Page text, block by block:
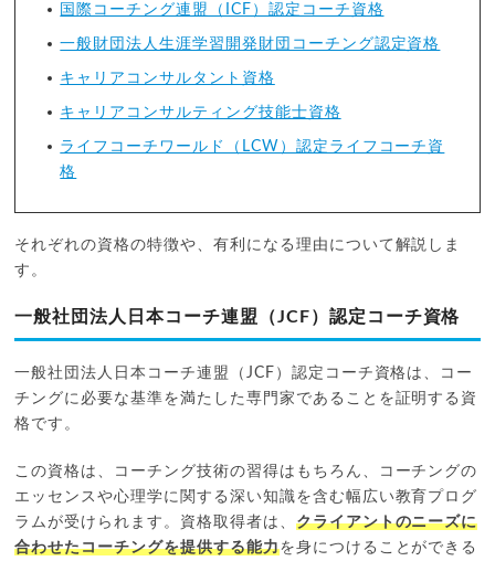
国際コーチング連盟（ICF）認定コーチ資格
一般財団法人生涯学習開発財団コーチング認定資格
キャリアコンサルタント資格
キャリアコンサルティング技能士資格
ライフコーチワールド（LCW）認定ライフコーチ資
格
それぞれの資格の特徴や、有利になる理由について解説しま
す。
一般社団法人日本コーチ連盟（JCF）認定コーチ資格
一般社団法人日本コーチ連盟（JCF）認定コーチ資格は、コー
チングに必要な基準を満たした専門家であることを証明する資
格です。
この資格は、コーチング技術の習得はもちろん、コーチングの
エッセンスや心理学に関する深い知識を含む幅広い教育プログ
ラムが受けられます。資格取得者は、 クライアントのニーズに
合わせたコーチングを提供する能力を身につけることができる